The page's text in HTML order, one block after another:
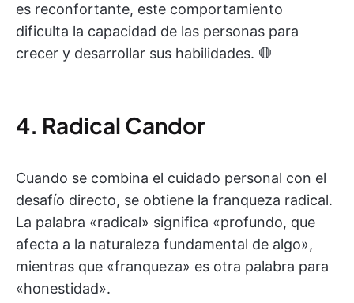
es reconfortante, este comportamiento
dificulta la capacidad de las personas para
crecer y desarrollar sus habilidades. 🛑
4. Radical Candor
Cuando se combina el cuidado personal con el
desafío directo, se obtiene la franqueza radical.
La palabra «radical» significa «profundo, que
afecta a la naturaleza fundamental de algo»,
mientras que «franqueza» es otra palabra para
«honestidad».